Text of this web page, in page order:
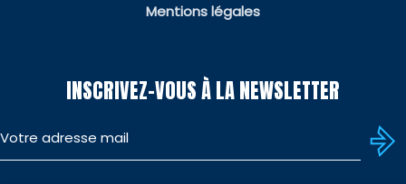
Mentions légales
INSCRIVEZ-VOUS À LA NEWSLETTER